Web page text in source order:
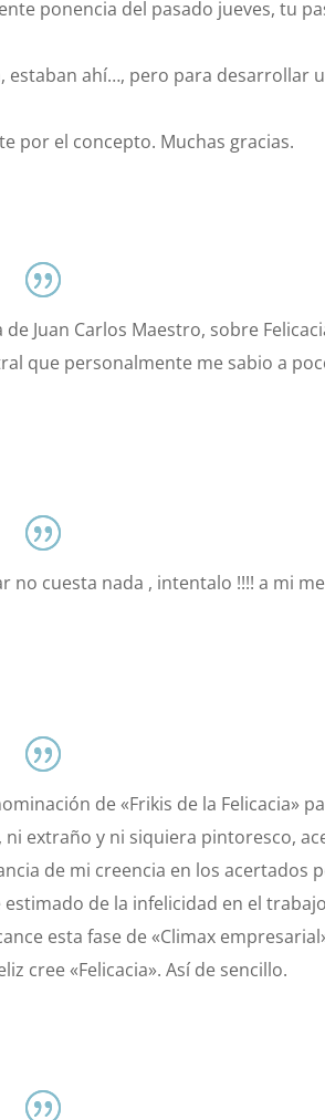
ponencia del pasado jueves, tu
ahí…, pero para desarrollar
por el concepto. Muchas gracias.
Juan Carlos Maestro, sobre
que personalmente me sabio a
cuesta nada , intentalo !!!! a mi
de «Frikis de la Felicacia»
extraño y ni siquiera pintoresco,
de mi creencia en los acertados
de la infelicidad en el
esta fase de «Climax
cree «Felicacia». Así de sencillo.